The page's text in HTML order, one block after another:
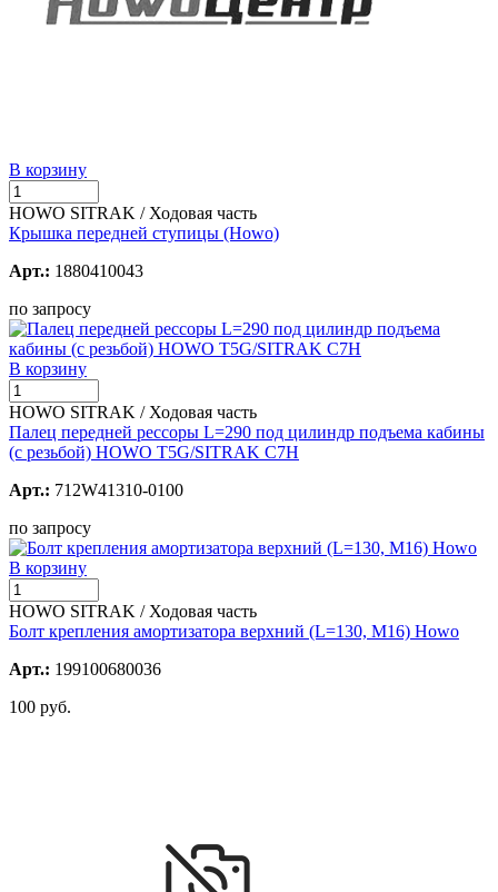
В корзину
HOWO SITRAK / Ходовая часть
Крышка передней ступицы (Howo)
Арт.: 1880410043
по запросу
В корзину
HOWO SITRAK / Ходовая часть
Палец передней рессоры L=290 под цилиндр подъема кабины
(с резьбой) HOWO T5G/SITRAK C7H
Арт.: 712W41310-0100
по запросу
В корзину
HOWO SITRAK / Ходовая часть
Болт крепления амортизатора верхний (L=130, M16) Howo
Арт.: 199100680036
100 руб.